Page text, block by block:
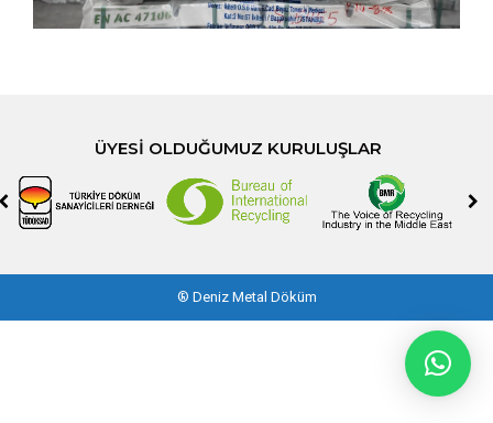
ÜYESI OLDUĞUMUZ KURULUŞLAR
® Deniz Metal Döküm